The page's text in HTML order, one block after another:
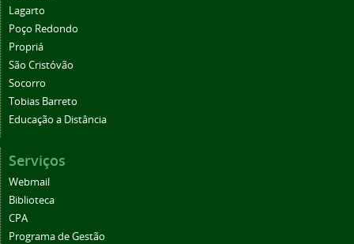
Lagarto
Poço Redondo
Propriá
São Cristóvão
Socorro
Tobias Barreto
Educação a Distância
Serviços
Webmail
Biblioteca
CPA
Programa de Gestão